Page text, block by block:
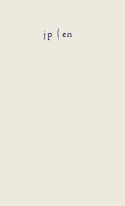
jp en